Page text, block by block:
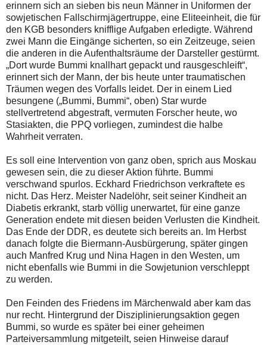
erinnern sich an sieben bis neun Männer in Uniformen der
sowjetischen Fallschirmjägertruppe, eine Eliteeinheit, die für
den KGB besonders knifflige Aufgaben erledigte. Während
zwei Mann die Eingänge sicherten, so ein Zeitzeuge, seien
die anderen in die Aufenthaltsräume der Darsteller gestürmt.
„Dort wurde Bummi knallhart gepackt und rausgeschleift“,
erinnert sich der Mann, der bis heute unter traumatischen
Träumen wegen des Vorfalls leidet. Der in einem Lied
besungene („Bummi, Bummi“, oben) Star wurde
stellvertretend abgestraft, vermuten Forscher heute, wo
Stasiakten, die PPQ vorliegen, zumindest die halbe
Wahrheit verraten.
Es soll eine Intervention von ganz oben, sprich aus Moskau
gewesen sein, die zu dieser Aktion führte. Bummi
verschwand spurlos. Eckhard Friedrichson verkraftete es
nicht. Das Herz. Meister Nadelöhr, seit seiner Kindheit an
Diabetis erkrankt, starb völlig unerwartet, für eine ganze
Generation endete mit diesen beiden Verlusten die Kindheit.
Das Ende der DDR, es deutete sich bereits an. Im Herbst
danach folgte die Biermann-Ausbürgerung, später gingen
auch Manfred Krug und Nina Hagen in den Westen, um
nicht ebenfalls wie Bummi in die Sowjetunion verschleppt
zu werden.
Den Feinden des Friedens im Märchenwald aber kam das
nur recht. Hintergrund der Disziplinierungsaktion gegen
Bummi, so wurde es später bei einer geheimen
Parteiversammlung mitgeteilt, seien Hinweise darauf